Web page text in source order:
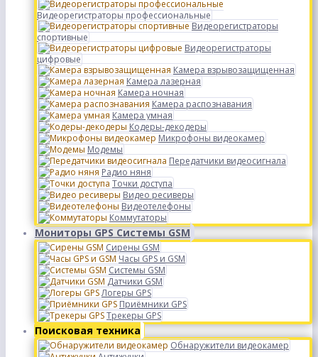
Видеорегистраторы профессиональные
Видеорегистраторы
спортивные
Видеорегистраторы
цифровые
Камера взрывозащищенная
Камера лазерная
Камера ночная
Камера распознавания
Камера умная
Кодеры-декодеры
Микрофоны видеокамер
Модемы
Передатчики видеосигнала
Радио няня
Точки доступа
Видео ресиверы
Видеотелефоны
Коммутаторы
Мониторы GPS Системы GSM
Сирены GSM
Часы GPS и GSM
Системы GSM
Датчики GSM
Логеры GPS
Приёмники GPS
Трекеры GPS
Поисковая техника
Обнаружители видеокамер